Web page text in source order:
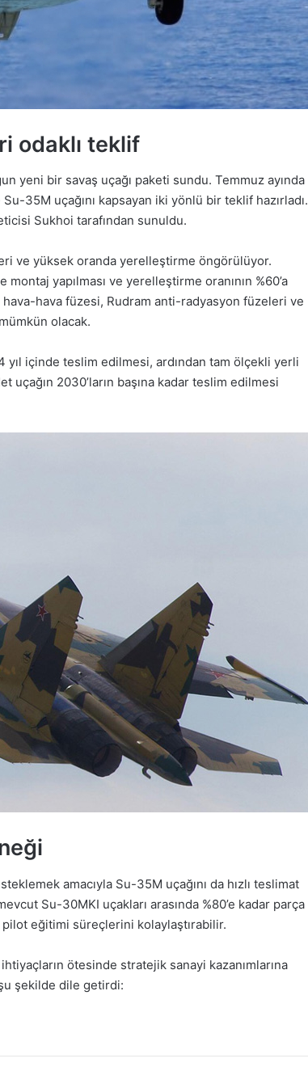
odaklı teklif
yeni bir savaş uçağı paketi sundu. Temmuz ayında
Su-35M uçağını kapsayan iki yönlü bir teklif hazırladı.
Sukhoi tarafından sunuldu.
ve yüksek oranda yerelleştirme öngörülüyor.
yapılması ve yerelleştirme oranının %60’a
hava-hava füzesi, Rudram anti-radyasyon füzeleri ve
olacak.
yıl içinde teslim edilmesi, ardından tam ölçekli yerli
2030’ların başına kadar teslim edilmesi
amacıyla Su-35M uçağını da hızlı teslimat
Su-30MKI uçakları arasında %80’e kadar parça
eğitimi süreçlerini kolaylaştırabilir.
ötesinde stratejik sanayi kazanımlarına
şekilde dile getirdi: